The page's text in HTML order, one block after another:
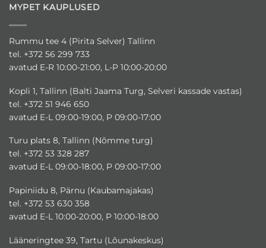
MYPET KAUPLUSED
Rummu tee 4 (Pirita Selver) Tallinn
tel. +372 56 299 733
avatud E-R 10:00-21:00, L-P 10:00-20:00
Kopli 1, Tallinn (Balti Jaama Turg, Selveri kassade vastas)
tel. +372 51 946 650
avatud E-L 09:00-19:00, P 09:00-17:00
Turu plats 8, Tallinn (Nõmme turg)
tel. +372 53 328 287
avatud E-L 09:00-18:00, P 09:00-17:00
Papiniidu 8, Pärnu (Kaubamajakas)
tel. +372 53 630 358
avatud E-L 10:00-20:00, P 10:00-18:00
Lääneringtee 39, Tartu (Lõunakeskus)